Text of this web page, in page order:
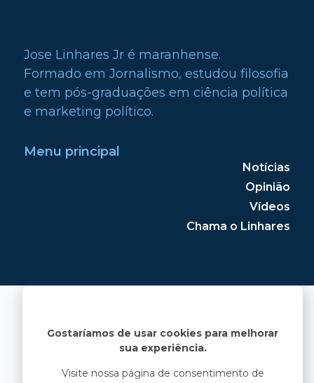
Jose Linhares Jr é maranhense.
Formado em Jornalismo, estudou filosofia
e tem pós-graduações em ciência política
e marketing político.
Menu principal
Notícias
Opinião
Vídeos
Chama o Linhares
Gostaríamos de usar cookies para melhorar
sua experiência.
Visite nossa página de consentimento de